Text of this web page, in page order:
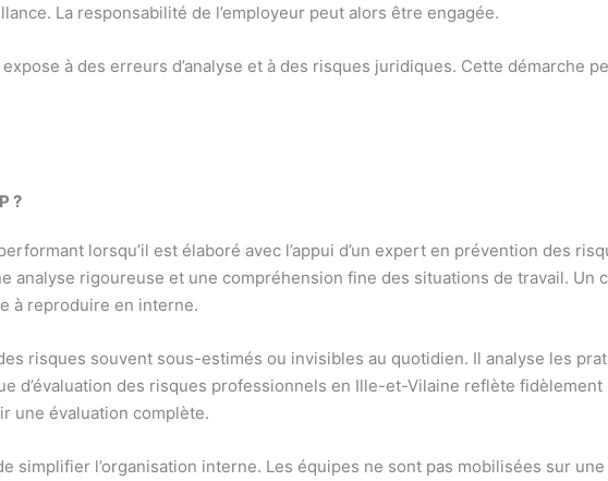
La responsabilité de l’employeur peut alors être engagée.
à des erreurs d’analyse et à des risques juridiques. Cette démarche
?
lorsqu’il est élaboré avec l’appui d’un expert en prévention des
analyse rigoureuse et une compréhension fine des situations de travail. Un
à reproduire en interne.
risques souvent sous-estimés ou invisibles au quotidien. Il analyse les
d’évaluation des risques professionnels en Ille-et-Vilaine reflète
une évaluation complète.
simplifier l’organisation interne. Les équipes ne sont pas mobilisées sur